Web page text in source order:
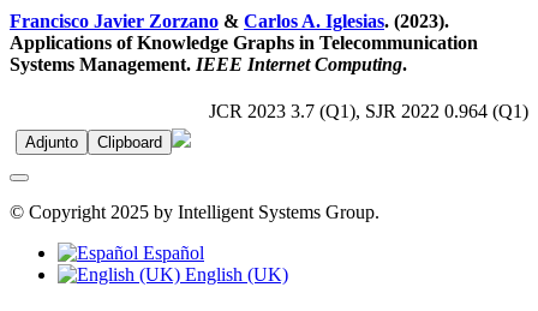
Francisco Javier Zorzano & Carlos A. Iglesias. (2023).
Applications of Knowledge Graphs in Telecommunication
Systems Management. IEEE Internet Computing.
JCR 2023 3.7 (Q1), SJR 2022 0.964 (Q1)
Adjunto Clipboard
© Copyright 2025 by Intelligent Systems Group.
Español
English (UK)